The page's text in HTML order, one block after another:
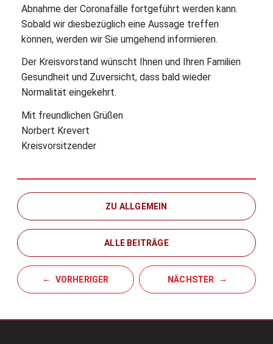
Abnahme der Coronafälle fortgeführt werden kann.
Sobald wir diesbezüglich eine Aussage treffen
können, werden wir Sie umgehend informieren.
Der Kreisvorstand wünscht Ihnen und Ihren Familien
Gesundheit und Zuversicht, dass bald wieder
Normalität eingekehrt.
Mit freundlichen Grüßen
Norbert Krevert
Kreisvorsitzender
ZU ALLGEMEIN
ALLE BEITRÄGE
VORHERIGER NÄCHSTER